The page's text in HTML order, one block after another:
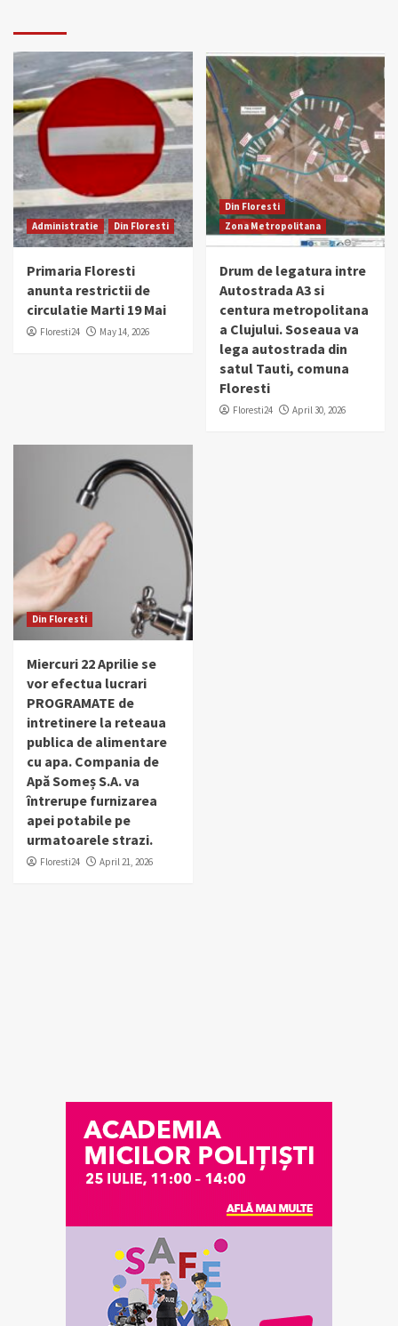
Administratie Din Floresti
Primaria Floresti
anunta restrictii de
circulatie Marti 19 Mai
Floresti24 May 14, 2026
Din Floresti
Zona Metropolitana
Drum de legatura intre
Autostrada A3 si
centura metropolitana
a Clujului. Soseaua va
lega autostrada din
satul Tauti, comuna
Floresti
Floresti24 April 30, 2026
Din Floresti
Miercuri 22 Aprilie se
vor efectua lucrari
PROGRAMATE de
intretinere la reteaua
publica de alimentare
cu apa. Compania de
Apă Someș S.A. va
întrerupe furnizarea
apei potabile pe
urmatoarele strazi.
Floresti24 April 21, 2026